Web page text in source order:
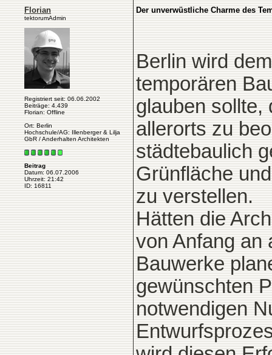
Florian
tektorumAdmin
Registriert seit: 06.06.2002
Beiträge: 4.439
Florian: Offline
Ort: Berlin
Hochschule/AG: Illenberger & Lilja
GbR / Anderhalten Architekten
Beitrag
Datum: 06.07.2006
Uhrzeit: 21:42
ID: 16811
Der unverwüstliche Charme des
Berlin wird
temporären
glauben sollte,
allerorts zu
städtebaulich
Grünfläche
zu verstellen.
Hätten die
von Anfang an
Bauwerke
gewünschten
notwendigen